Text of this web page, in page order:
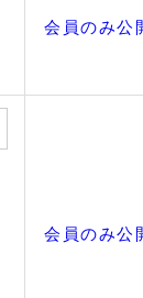
会員のみ公
会員のみ公